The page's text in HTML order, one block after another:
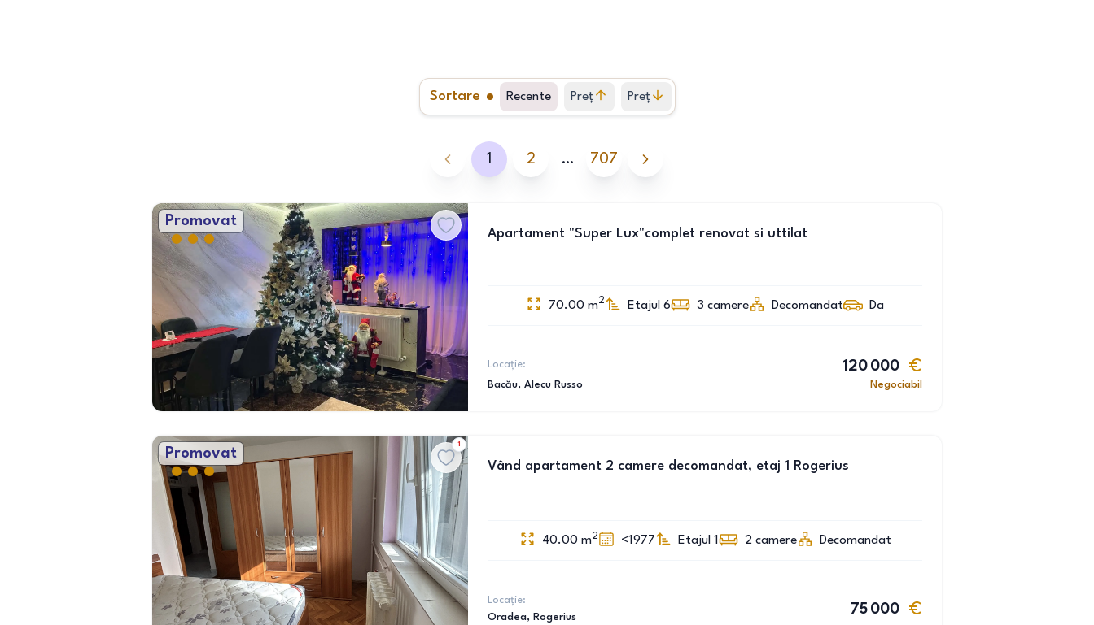
Sortare Recente Preț
crescător
Preț
descrescător
1 2 … 707
Promovat
Apartament "Super Lux"complet renovat si uttilat
70.00 m2 Etajul 6 3 camere Decomandat Da
Locație:
Bacău, Alecu Russo
120 000
Negociabil
Promovat
1
Vând apartament 2 camere decomandat, etaj 1 Rogerius
40.00 m2 <1977 Etajul 1 2 camere Decomandat
Locație:
Oradea, Rogerius
75 000